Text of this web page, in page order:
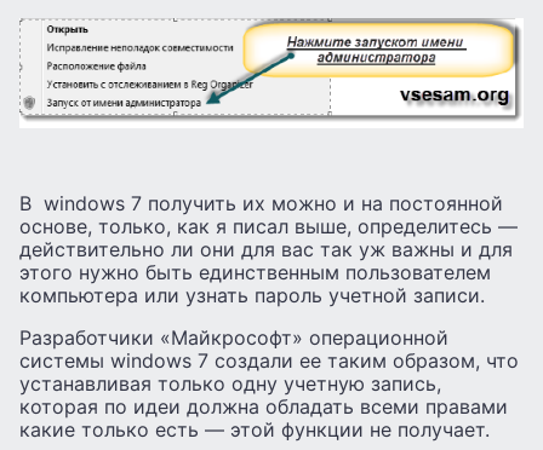
В windows 7 получить их можно и на постоянной
основе, только, как я писал выше, определитесь —
действительно ли они для вас так уж важны и для
этого нужно быть единственным пользователем
компьютера или узнать пароль учетной записи.
Разработчики «Майкрософт» операционной
системы windows 7 создали ее таким образом, что
устанавливая только одну учетную запись,
которая по идеи должна обладать всеми правами
какие только есть — этой функции не получает.